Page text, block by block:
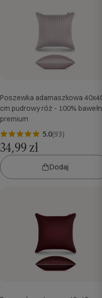
Poszewka adamaszkowa
cm pudrowy róż - 100%
premium
5.0(93)
34,99 zł
Dodaj